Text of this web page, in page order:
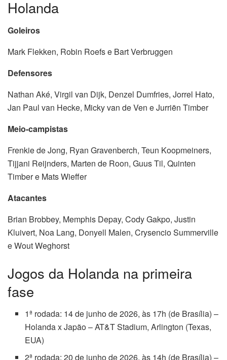
Holanda
Goleiros
Mark Flekken, Robin Roefs e Bart Verbruggen
Defensores
Nathan Aké, Virgil van Dijk, Denzel Dumfries, Jorrel Hato,
Jan Paul van Hecke, Micky van de Ven e Jurriën Timber
Meio-campistas
Frenkie de Jong, Ryan Gravenberch, Teun Koopmeiners,
Tijjani Reijnders, Marten de Roon, Guus Til, Quinten
Timber e Mats Wieffer
Atacantes
Brian Brobbey, Memphis Depay, Cody Gakpo, Justin
Kluivert, Noa Lang, Donyell Malen, Crysencio Summerville
e Wout Weghorst
Jogos da Holanda na primeira
fase
1ª rodada: 14 de junho de 2026, às 17h (de Brasília) –
Holanda x Japão – AT&T Stadium, Arlington (Texas,
EUA)
2ª rodada: 20 de junho de 2026, às 14h (de Brasília) –